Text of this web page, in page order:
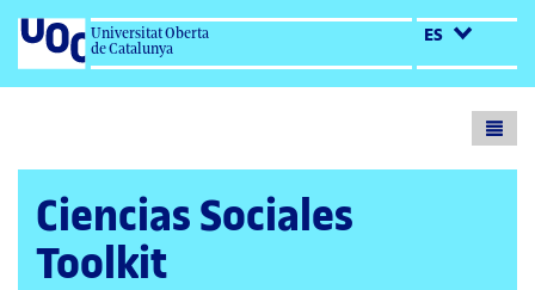
Universitat Oberta
de Catalunya
ES
Ciencias Sociales
Toolkit